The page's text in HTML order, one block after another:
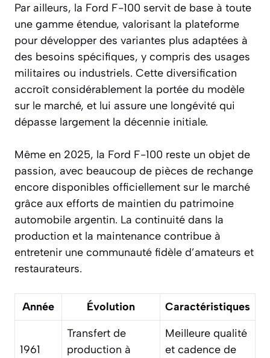
Par ailleurs, la Ford F-100 servit de base à toute
une gamme étendue, valorisant la plateforme
pour développer des variantes plus adaptées à
des besoins spécifiques, y compris des usages
militaires ou industriels. Cette diversification
accroît considérablement la portée du modèle
sur le marché, et lui assure une longévité qui
dépasse largement la décennie initiale.
Même en 2025, la Ford F-100 reste un objet de
passion, avec beaucoup de pièces de rechange
encore disponibles officiellement sur le marché
grâce aux efforts de maintien du patrimoine
automobile argentin. La continuité dans la
production et la maintenance contribue à
entretenir une communauté fidèle d’amateurs et
restaurateurs.
Année Évolution Caractéristiques
1961
Transfert de
production à
Meilleure qualité
et cadence de